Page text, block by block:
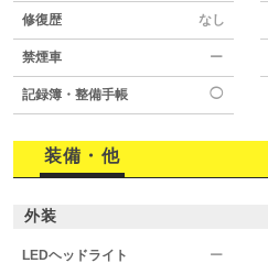
修復歴 なし
禁煙車 ー
記録簿・整備手帳 ◯
装備・他
外装
LEDヘッドライト ー